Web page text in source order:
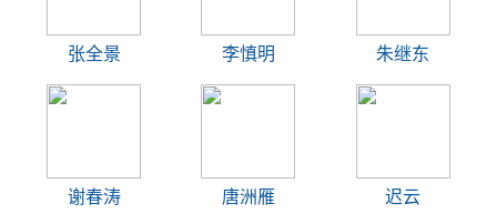
张全景 李慎明 朱继东
谢春涛 唐洲雁 迟云